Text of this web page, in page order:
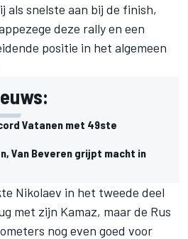
als snelste aan bij de finish,
deze rally en een
positie in het algemeen
Vatanen met 49ste
Van Beveren grijpt macht in
Nikolaev in het tweede deel
met zijn Kamaz, maar de Rus
nog even goed voor